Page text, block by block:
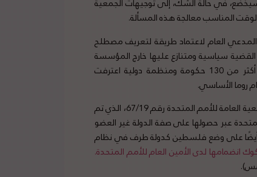
سيخضع، في حالة الشك، إلى توجيهات الجمعية
المناسب معالجة هذه المسألة.
العام لاعتماد طريقة لتعريف مصطلح
القضية سياسية ومتنازع عليها خارج المؤسسة
القانونية للمحكمة الجنائية الدولية. وهذا يعني أنه لم يتأثر بحقيقة أن أكثر من 130 حكومة ومنظمة دولية اعترفت
روما الأساسي.
وأشار الكاتب أن بنسودا تتبع منهج أوكامبو، فقد لاحظت أنه وفقًا لقرار الجمعية العامة للأمم المتحدة رقم 67/19، الذي تم
الأمم المتحدة عبر حصولها على صفة الدولة غير العضو
أيضًا على وضع فلسطين كدولة طرف في نظام
انضمامها لدى الأمين العام للأمم المتحدة.